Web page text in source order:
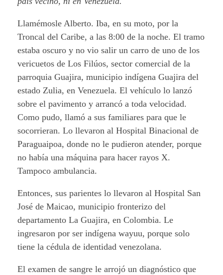
Llamémosle Alberto. Iba, en su moto, por la
Troncal del Caribe, a las 8:00 de la noche. El tramo
estaba oscuro y no vio salir un carro de uno de los
vericuetos de Los Filúos, sector comercial de la
parroquia Guajira, municipio indígena Guajira del
estado Zulia, en Venezuela. El vehículo lo lanzó
sobre el pavimento y arrancó a toda velocidad.
Como pudo, llamó a sus familiares para que le
socorrieran. Lo llevaron al Hospital Binacional de
Paraguaipoa, donde no le pudieron atender, porque
no había una máquina para hacer rayos X.
Tampoco ambulancia.
Entonces, sus parientes lo llevaron al Hospital San
José de Maicao, municipio fronterizo del
departamento La Guajira, en Colombia. Le
ingresaron por ser indígena wayuu, porque solo
tiene la cédula de identidad venezolana.
El examen de sangre le arrojó un diagnóstico que